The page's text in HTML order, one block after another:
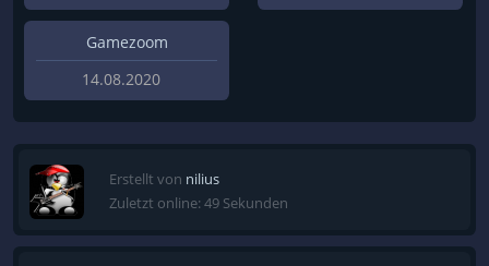
Gamezoom
14.08.2020
Erstellt von nilius
Zuletzt online: 49 Sekunden